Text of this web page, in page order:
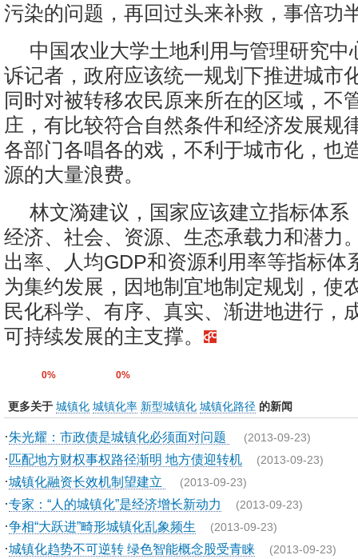
污染的问题，再回过头来补救，事倍功
中国农业大学土地利用与管理研究中
诉记者，政府应该统一规划下推进城市
同时对被转移农民原来所在的区域，不
庄，有比较符合自然条件和经济发展规
各部门各唱各的戏，不利于城市化，也
源的大量浪费。
林文漪建议，国家应该建立指标体系
经济、社会、资源、生态承载力和潜力
出率、人均GDP和资源利用率等指标体
为集约发展，因地制宜地制定规划，使
民化科学、有序、真实、渐进地进行，
可持续发展的主支撑。
0% 0%
更多关于 城镇化 城镇化率 新型城镇化 城镇化路径 的新闻
·朱光耀：市政债是城镇化必须面对问题 (2013-09-23)
·匹配地方财权事权路径渐明 地方债迎转机 (2013-09-23)
·城镇化融资长效机制望建立 (2013-09-23)
·专家：“人的城镇化”是经济增长新动力 (2013-09-23)
·争相“大跃进”畸形城镇化乱象频生 (2013-09-23)
·城镇化趋势不可逆转 绿色智能概念股受青睐 (2013-09-23)